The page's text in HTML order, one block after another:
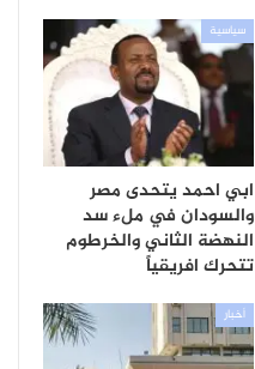
سياسية
ابي احمد يتحدى مصر
والسودان في ملء سد
النهضة الثاني والخرطوم
تتحرك افريقياً
أخبار